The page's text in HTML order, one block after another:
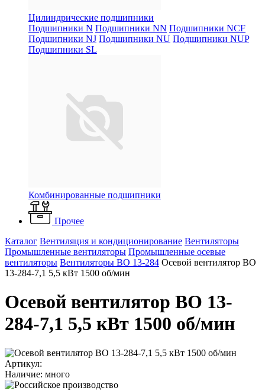
Цилиндрические подшипники
Подшипники N Подшипники NN Подшипники NCF
Подшипники NJ Подшипники NU Подшипники NUP
Подшипники SL
Комбинированные подшипники
Прочее
Каталог Вентиляция и кондиционирование Вентиляторы
Промышленные вентиляторы Промышленные осевые
вентиляторы Вентиляторы ВО 13-284 Осевой вентилятор ВО
13-284-7,1 5,5 кВт 1500 об/мин
Осевой вентилятор ВО 13-
284-7,1 5,5 кВт 1500 об/мин
Артикул:
Наличие: много